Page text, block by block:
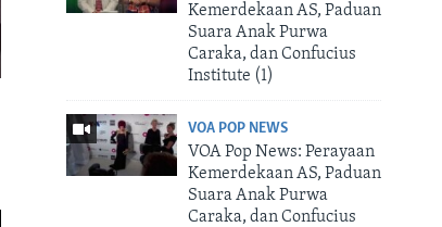
Kemerdekaan AS, Paduan
Suara Anak Purwa
Caraka, dan Confucius
Institute (1)
VOA POP NEWS
VOA Pop News: Perayaan
Kemerdekaan AS, Paduan
Suara Anak Purwa
Caraka, dan Confucius